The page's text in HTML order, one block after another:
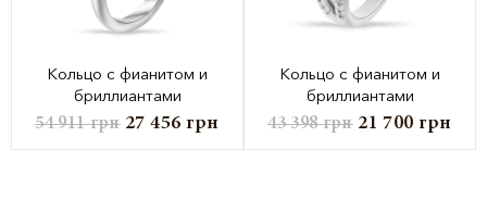
Кольцо с фианитом и
бриллиантами
54 911грн 27 456 грн
Кольцо с фианитом и
бриллиантами
43 398грн 21 700 грн